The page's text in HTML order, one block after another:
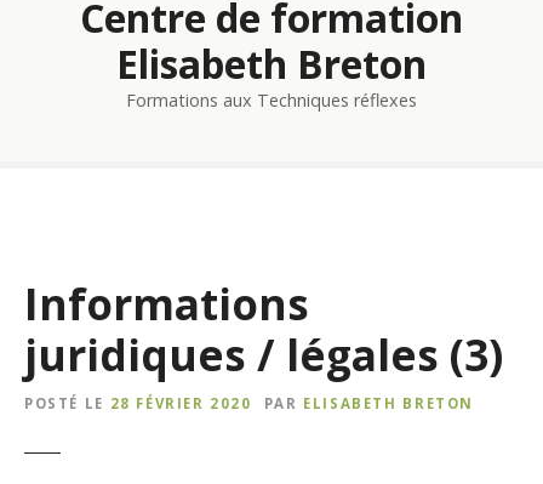
Centre de formation
Elisabeth Breton
Formations aux Techniques réflexes
Informations
juridiques / légales (3)
POSTÉ LE 28 FÉVRIER 2020 PAR ELISABETH BRETON